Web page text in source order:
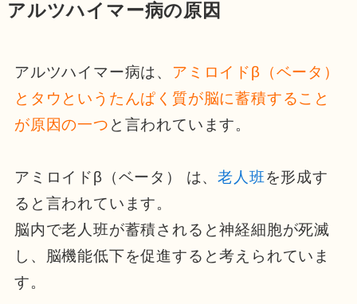
アルツハイマー病の原因
アルツハイマー病は、 アミロイドβ（ベータ）
とタウというたんぱく質が脳に蓄積すること
が原因の一つ と言われています。
アミロイドβ（ベータ） は、老人班を形成す
ると言われています。
脳内で老人班が蓄積されると神経細胞が死滅
し、脳機能低下を促進すると考えられていま
す。